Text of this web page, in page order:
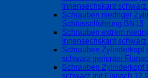
Innensechskant
Schrauben niedriger
Schlüsselführung BN15
Schrauben extrem
Innensechskant
Schrauben Zylinderkopf
schwarz gerippter
Schrauben Zylinderkopf
schwarz mit Flansch